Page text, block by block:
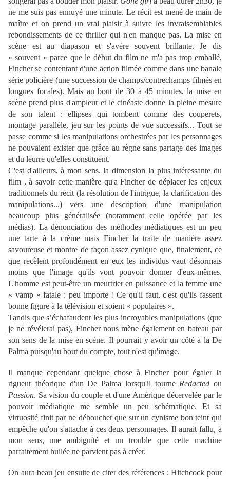
ne me suis pas ennuyé une minute. Le récit est mené de main de
maître et on prend un vrai plaisir à suivre les invraisemblables
rebondissements de ce thriller qui n'en manque pas. La mise en
scène est au diapason et s'avère souvent brillante. Je dis
« souvent » parce que le début du film ne m'a pas trop emballé,
Fincher se contentant d'une action filmée comme dans une banale
série policière (une succession de champs/contrechamps filmés en
longues focales). Mais au bout de 30 à 45 minutes, la mise en
scène prend plus d'ampleur et le cinéaste donne la pleine mesure
de son talent : ellipses qui tombent comme des couperets,
montage parallèle, jeu sur les points de vue successifs... Tout se
passe comme si les manipulations orchestrées par les personnages
ne pouvaient exister que grâce au règne sans partage des images
et du leurre qu'elles constituent.
C'est d'ailleurs, à mon sens, la dimension la plus intéressante du
film , à savoir cette manière qu'a Fincher de déplacer les enjeux
traditionnels du récit (la résolution de l'intrigue, la clarification des
manipulations...) vers une description d'une manipulation
beaucoup plus généralisée (notamment celle opérée par les
médias). La dénonciation des méthodes médiatiques est un peu
une tarte à la crème mais Fincher la traite de manière assez
savoureuse et montre de façon assez cynique que, finalement, ce
que recèlent profondément en eux les individus vaut désormais
moins que l'image qu'ils vont pouvoir donner d'eux-mêmes.
L'homme est peut-être un meurtrier en puissance et la femme une
« vamp » fatale : peu importe ! Ce qu'il faut, c'est qu'ils fassent
bonne figure à la télévision et soient « populaires ».
Tandis que s’échafaudent les plus incroyables manipulations (que
je ne révélerai pas), Fincher nous mène également en bateau par
son sens de la mise en scène. Il pourrait y avoir un côté à la De
Palma puisqu'au bout du compte, tout n'est qu'image.
Il manque cependant quelque chose à Fincher pour égaler la
rigueur théorique d'un De Palma lorsqu'il tourne Redacted ou
Passion. Sa vision du couple et d'une Amérique décervelée par le
pouvoir médiatique me semble un peu schématique. Et sa
virtuosité finit par ne déboucher que sur un cynisme bon teint qui
empêche qu'on s'attache à ces deux personnages. Il aurait fallu, à
mon sens, une ambiguïté et un trouble que cette machine
parfaitement huilée ne parvient pas à créer.
On aura beau jeu ensuite de citer des références : Hitchcock pour